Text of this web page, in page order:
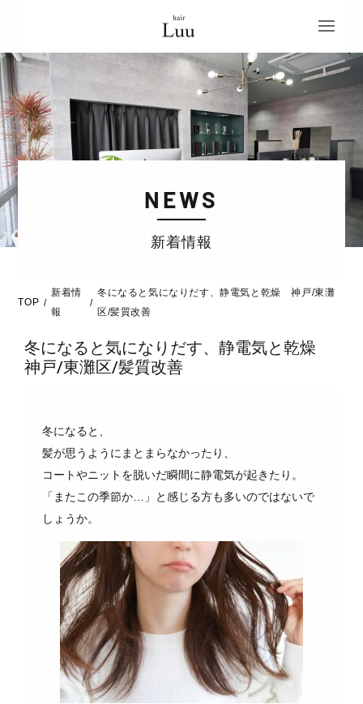
NEWS
新着情報
TOP /
新着情
報
/
冬になると気になりだす、静電気と乾燥 神戸/東灘
区/髪質改善
冬になると気になりだす、静電気と乾燥
神戸/東灘区/髪質改善
冬になると、
髪が思うようにまとまらなかったり、
コートやニットを脱いだ瞬間に静電気が起きたり。
「またこの季節か…」と感じる方も多いのではないで
しょうか。